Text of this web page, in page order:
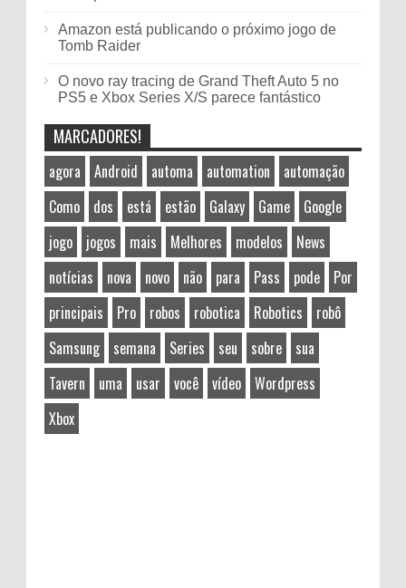
Amazon está publicando o próximo jogo de
Tomb Raider
O novo ray tracing de Grand Theft Auto 5 no
PS5 e Xbox Series X/S parece fantástico
MARCADORES!
agora Android automa automation
automação
Como
dos está estão Galaxy Game
Google
jogo
jogos mais Melhores modelos
News
notícias
nova novo não para Pass pode
Por
principais
Pro robos robotica Robotics
robô
Samsung
semana Series seu sobre
sua
Tavern
uma usar você vídeo
Wordpress
Xbox